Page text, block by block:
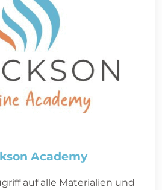
Academy
auf alle Materialien und